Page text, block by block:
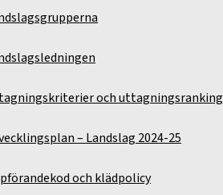
och uttagningsranking
– Landslag 2024-25
och klädpolicy